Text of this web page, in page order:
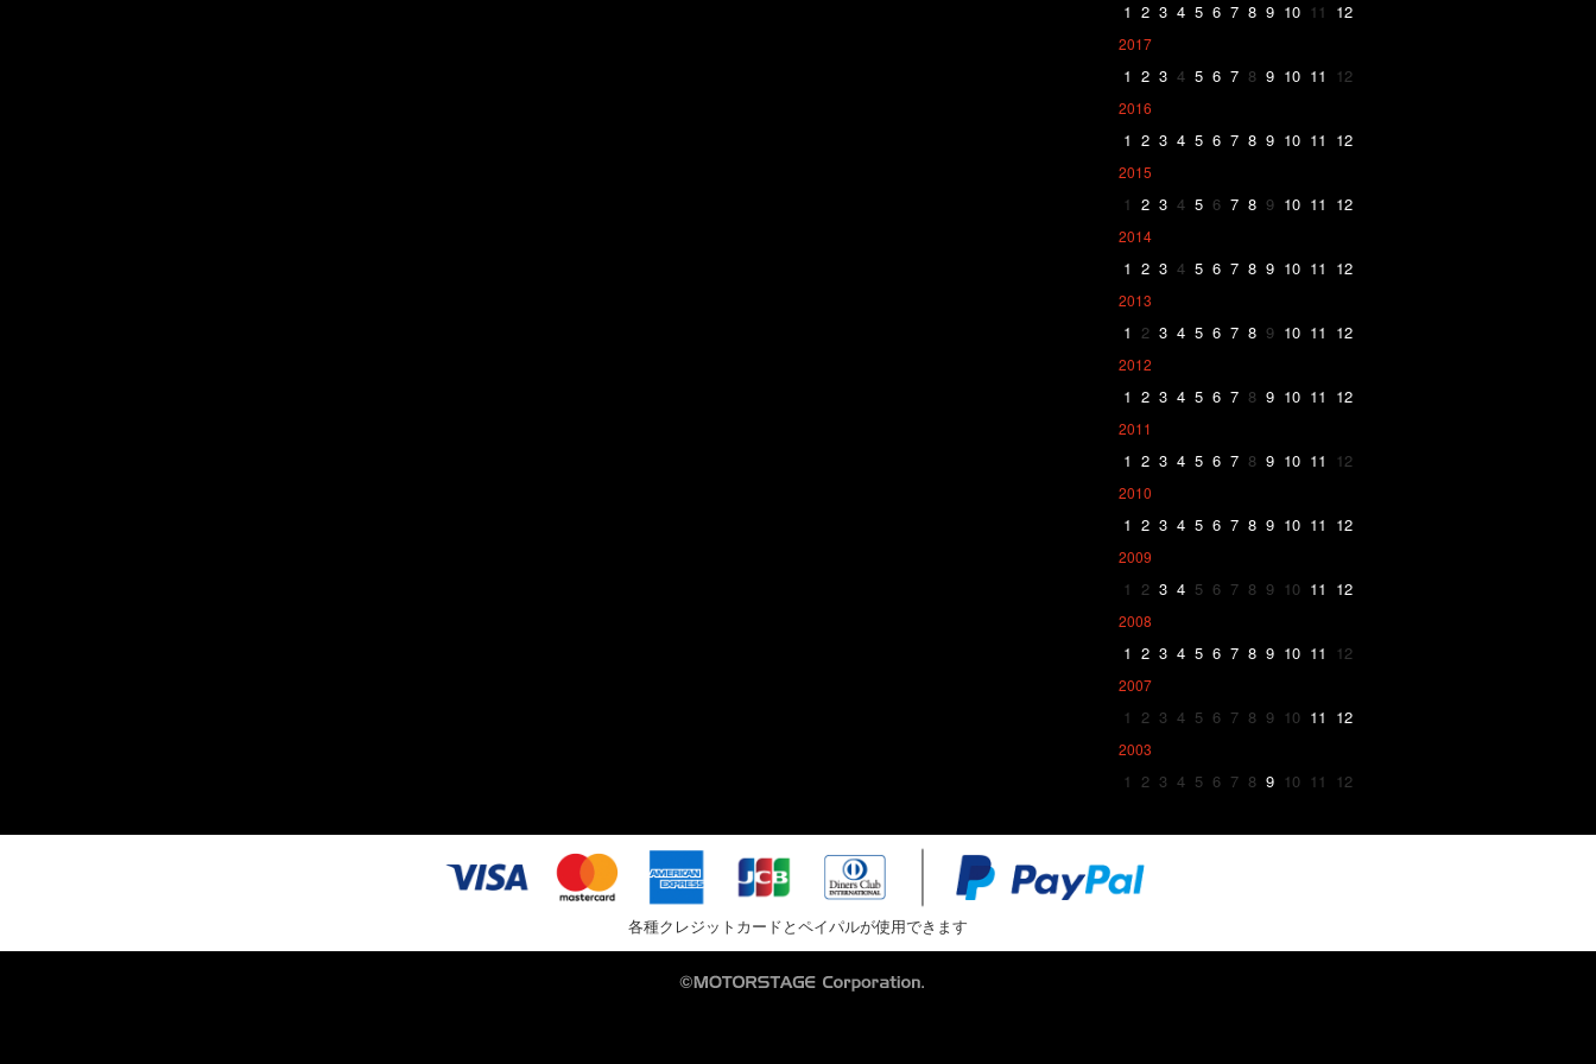
1 2 3 4 5 6 7 8 9 10 11 12
2017
1 2 3 4 5 6 7 8 9 10 11 12
2016
1 2 3 4 5 6 7 8 9 10 11 12
2015
1 2 3 4 5 6 7 8 9 10 11 12
2014
1 2 3 4 5 6 7 8 9 10 11 12
2013
1 2 3 4 5 6 7 8 9 10 11 12
2012
1 2 3 4 5 6 7 8 9 10 11 12
2011
1 2 3 4 5 6 7 8 9 10 11 12
2010
1 2 3 4 5 6 7 8 9 10 11 12
2009
1 2 3 4 5 6 7 8 9 10 11 12
2008
1 2 3 4 5 6 7 8 9 10 11 12
2007
1 2 3 4 5 6 7 8 9 10 11 12
2003
1 2 3 4 5 6 7 8 9 10 11 12
各種クレジットカードとペイパルが使用できます